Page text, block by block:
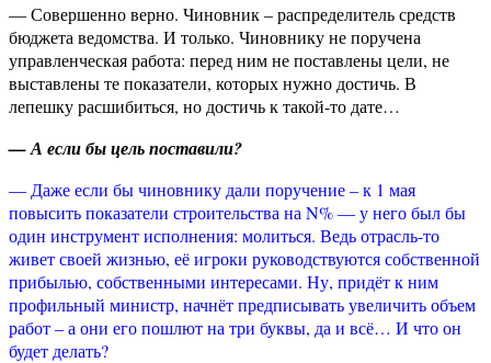
— Совершенно верно. Чиновник – распределитель средств
бюджета ведомства. И только. Чиновнику не поручена
управленческая работа: перед ним не поставлены цели, не
выставлены те показатели, которых нужно достичь. В
лепешку расшибиться, но достичь к такой-то дате…
— А если бы цель поставили?
— Даже если бы чиновнику дали поручение – к 1 мая
повысить показатели строительства на N% — у него был бы
один инструмент исполнения: молиться. Ведь отрасль-то
живет своей жизнью, её игроки руководствуются собственной
прибылью, собственными интересами. Ну, придёт к ним
профильный министр, начнёт предписывать увеличить объем
работ – а они его пошлют на три буквы, да и всё… И что он
будет делать?